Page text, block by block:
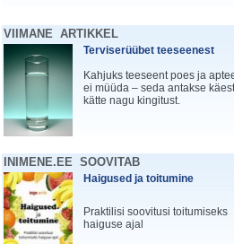
VIIMANE ARTIKKEL
Terviserüübet teeseenest
Kahjuks teeseent poes ja
ei müüda – seda antakse käest
kätte nagu kingitust.
INIMENE.EE SOOVITAB
Haigused ja toitumine
Praktilisi soovitusi toitumiseks
haiguse ajal